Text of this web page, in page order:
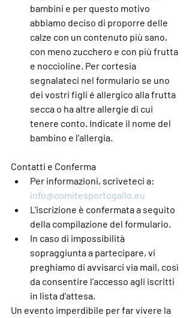
bambini e per questo motivo
abbiamo deciso di proporre delle
calze con un contenuto più sano,
con meno zucchero e con più frutta
e noccioline. Per cortesia
segnalateci nel formulario se uno
dei vostri figli é allergico alla frutta
secca o ha altre allergie di cui
tenere conto. Indicate il nome del
bambino e l'allergia.
Contatti e Conferma
Per informazioni, scriveteci a:
info@comitesportogallo.eu
L'iscrizione è confermata a seguito
della compilazione del formulario.
In caso di impossibilità
sopraggiunta a partecipare, vi
preghiamo di avvisarci via mail, così
da consentire l’accesso agli iscritti
in lista d’attesa.
Un evento imperdibile per far vivere la